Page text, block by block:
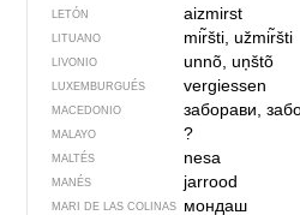
LETÓN aizmirst
LITUANO mir̃šti, užmir̃šti
LIVONIO unnõ, uņštõ
LUXEMBURGUÉS vergiessen
MACEDONIO заборави,
MALAYO ?
MALTÉS nesa
MANÉS jarrood
MARI DE LAS COLINAS мондаш